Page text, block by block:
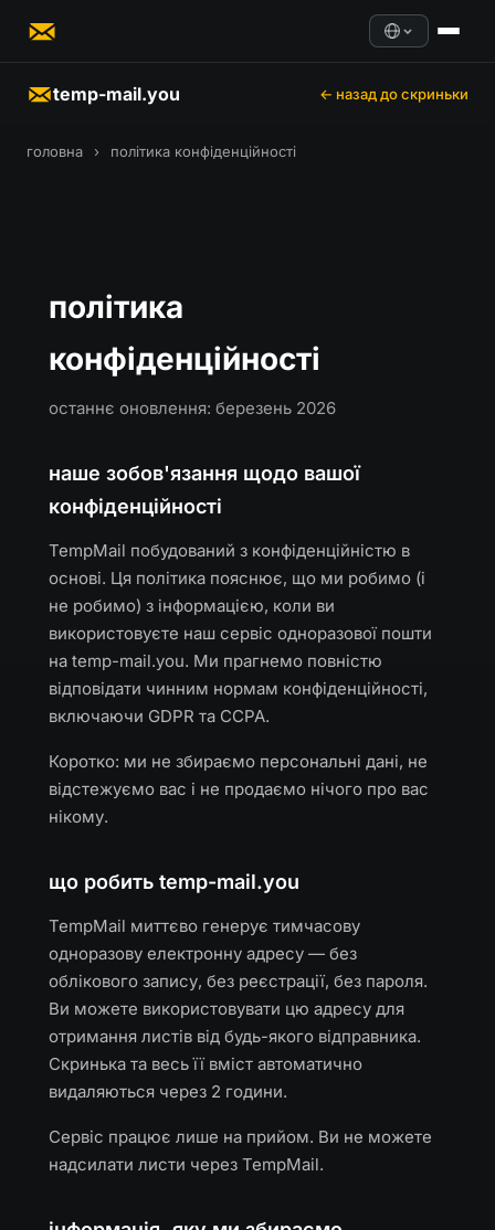
temp-mail.you ← назад до скриньки
головна › політика конфіденційності
політика
конфіденційності
останнє оновлення: березень 2026
наше зобов'язання щодо вашої
конфіденційності
TempMail побудований з конфіденційністю в
основі. Ця політика пояснює, що ми робимо (і
не робимо) з інформацією, коли ви
використовуєте наш сервіс одноразової пошти
на temp-mail.you. Ми прагнемо повністю
відповідати чинним нормам конфіденційності,
включаючи GDPR та CCPA.
Коротко: ми не збираємо персональні дані, не
відстежуємо вас і не продаємо нічого про вас
нікому.
що робить temp-mail.you
TempMail миттєво генерує тимчасову
одноразову електронну адресу — без
облікового запису, без реєстрації, без пароля.
Ви можете використовувати цю адресу для
отримання листів від будь-якого відправника.
Скринька та весь її вміст автоматично
видаляються через 2 години.
Сервіс працює лише на прийом. Ви не можете
надсилати листи через TempMail.